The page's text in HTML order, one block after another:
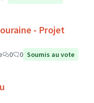
- Projet
0 0 Soumis au vote